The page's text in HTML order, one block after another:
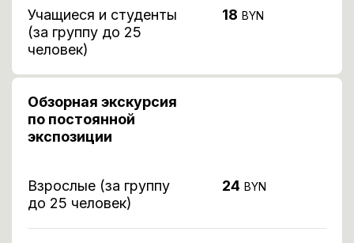
Учащиеся и студенты
(за группу до 25
человек)
18 BYN
Обзорная экскурсия
по постоянной
экспозиции
Взрослые (за группу
до 25 человек)
24 BYN